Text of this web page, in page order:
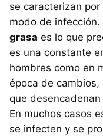
se caracterizan
modo de infección.
grasa es lo que
es una constante
hombres como en
época de cambios,
que
En muchos casos
se infecten y se